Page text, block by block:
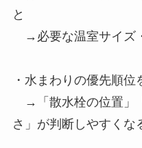
と
→必要な温室サイズ
・水まわりの優先順位
→「散水栓の位置」
さ」が判断しやすくな